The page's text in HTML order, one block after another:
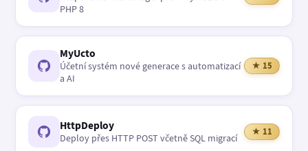
PHP 8
MyUcto
Účetní systém nové generace s automatizací
a AI
★ 15
HttpDeploy
Deploy přes HTTP POST včetně SQL migrací
★ 11